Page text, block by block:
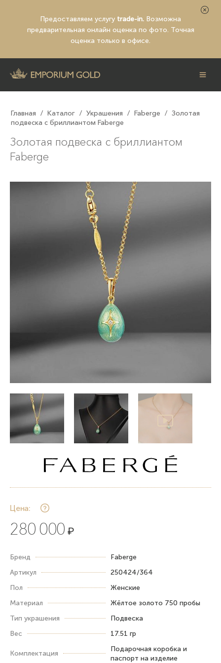
Предоставляем услугу trade-in. Возможна
предварительная онлайн оценка по фото. Точная
оценка только в офисе.
Главная / Каталог / Украшения / Faberge / Золотая
подвеска с бриллиантом Faberge
Золотая подвеска с бриллиантом
Faberge
Цена:
280 000 ₽
Бренд
Faberge
Артикул
250424/364
Пол
Женские
Материал
Жёлтое золото 750 пробы
Тип украшения
Подвеска
Вес
17.51 гр
Комплектация
Подарочная коробка и
паспорт на изделие